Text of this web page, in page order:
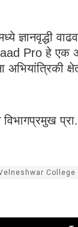
ज्ञानवृद्धी
Pro हे
अभियांत्रिकी
विभागप्रमुख
College